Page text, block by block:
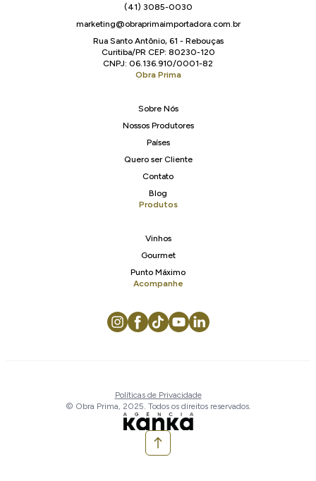
(41) 3085-0030
marketing@obraprimaimportadora.com.br
Rua Santo Antônio, 61 - Rebouças
Curitiba/PR CEP: 80230-120
CNPJ: 06.136.910/0001-82
Obra Prima
Sobre Nós
Nossos Produtores
Países
Quero ser Cliente
Contato
Blog
Produtos
Vinhos
Gourmet
Punto Máximo
Acompanhe
Políticas de Privacidade
© Obra Prima, 2025. Todos os direitos reservados.